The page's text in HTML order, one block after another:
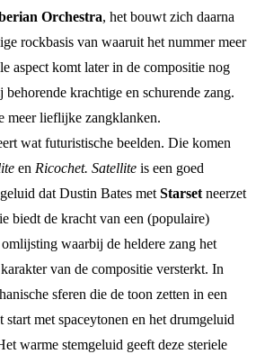
Orchestra, het bouwt zich daarna
rockbasis van waaruit het nummer meer
aspect komt later in de compositie nog
behorende krachtige en schurende zang.
meer lieflijke zangklanken.
wat futuristische beelden. Die komen
en Ricochet. Satellite is een goed
dat Dustin Bates met Starset neerzet
biedt de kracht van een (populaire)
waarbij de heldere zang het
van de compositie versterkt. In
sferen die de toon zetten in een
met spaceytonen en het drumgeluid
warme stemgeluid geeft deze steriele